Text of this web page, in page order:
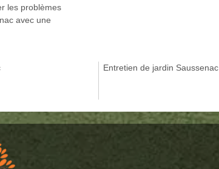
les problèmes
avec une
Entretien de jardin Saussenac